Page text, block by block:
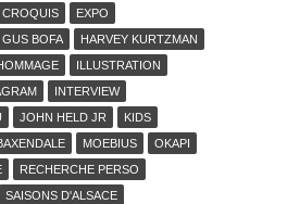
CROQUIS
EXPO
GUS BOFA
HARVEY KURTZMAN
ILLUSTRATION
INTERVIEW
JOHN HELD JR
KIDS
MOEBIUS
OKAPI
RECHERCHE PERSO
SAISONS D'ALSACE